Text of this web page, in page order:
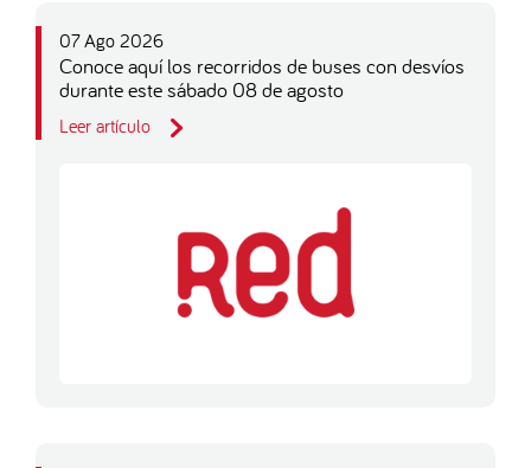
07 Ago 2026
Conoce aquí los recorridos de buses con desvíos
durante este sábado 08 de agosto
Leer artículo